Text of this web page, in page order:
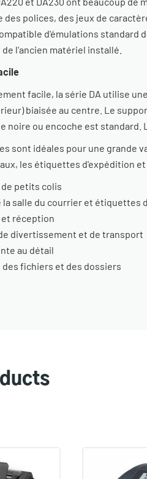
des polices, des jeux de
d'émulations standard
l'ancien matériel installé.
facile, la série DA utilise
biaisée au centre. Le
noire ou encoche est
sont idéales pour une grande
les étiquettes d'expédition
petits colis
la salle du courrier et étiquettes
réception
divertissement et de transport
au détail
fichiers et des dossiers